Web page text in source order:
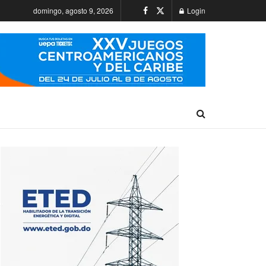
domingo, agosto 9, 2026 Login